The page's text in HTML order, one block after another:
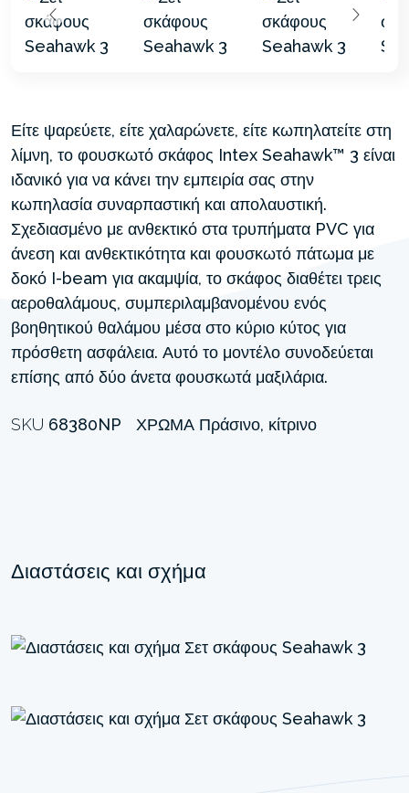
Είτε ψαρεύετε, είτε χαλαρώνετε, είτε κωπηλατείτε στη
λίμνη, το φουσκωτό σκάφος Intex Seahawk™ 3 είναι
ιδανικό για να κάνει την εμπειρία σας στην
κωπηλασία συναρπαστική και απολαυστική.
Σχεδιασμένο με ανθεκτικό στα τρυπήματα PVC για
άνεση και ανθεκτικότητα και φουσκωτό πάτωμα με
δοκό I-beam για ακαμψία, το σκάφος διαθέτει τρεις
αεροθαλάμους, συμπεριλαμβανομένου ενός
βοηθητικού θαλάμου μέσα στο κύριο κύτος για
πρόσθετη ασφάλεια. Αυτό το μοντέλο συνοδεύεται
επίσης από δύο άνετα φουσκωτά μαξιλάρια.
SKU 68380NP ΧΡΏΜΑ Πράσινο, κίτρινο
Διαστάσεις και σχήμα